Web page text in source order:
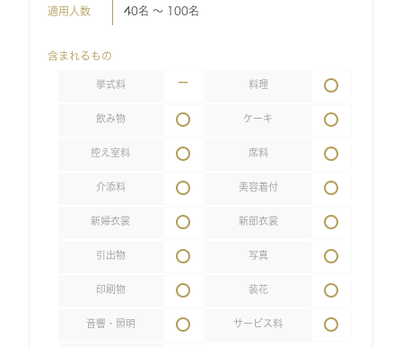
適用人数 40名 〜 100名
含まれるもの
挙式料 料理
飲み物 ケーキ
控え室料 席料
介添料 美容着付
新婦衣裳 新郎衣裳
引出物 写真
印刷物 装花
音響・照明 サービス料